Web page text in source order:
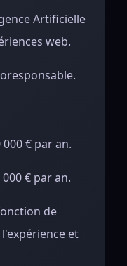
Artificielle
web.
€ par an.
€ par an.
de
et